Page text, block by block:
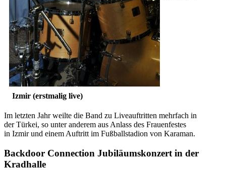
Izmir (erstmalig live)
Im letzten Jahr weilte die Band zu Liveauftritten mehrfach in
der Türkei, so unter anderem aus Anlass des Frauenfestes
in Izmir und einem Auftritt im Fußballstadion von Karaman.
Backdoor Connection Jubiläumskonzert in der
Kradhalle